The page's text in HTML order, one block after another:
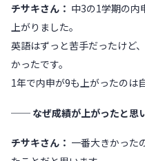
チサキさん： 中3の1学期の内
上がりました。
英語はずっと苦手だったけど
かったです。
1年で内申が9も上がったのは
── なぜ成績が上がったと思
チサキさん： 一番大きかった